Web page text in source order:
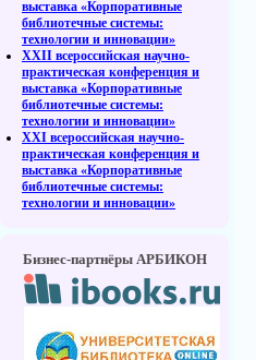
выставка «Корпоративные
библиотечные системы:
технологии и инновации»
XXII всероссийская научно-
практическая конференция и
выставка «Корпоративные
библиотечные системы:
технологии и инновации»
XXI всероссийская научно-
практическая конференция и
выставка «Корпоративные
библиотечные системы:
технологии и инновации»
Бизнес-партнёры АРБИКОН